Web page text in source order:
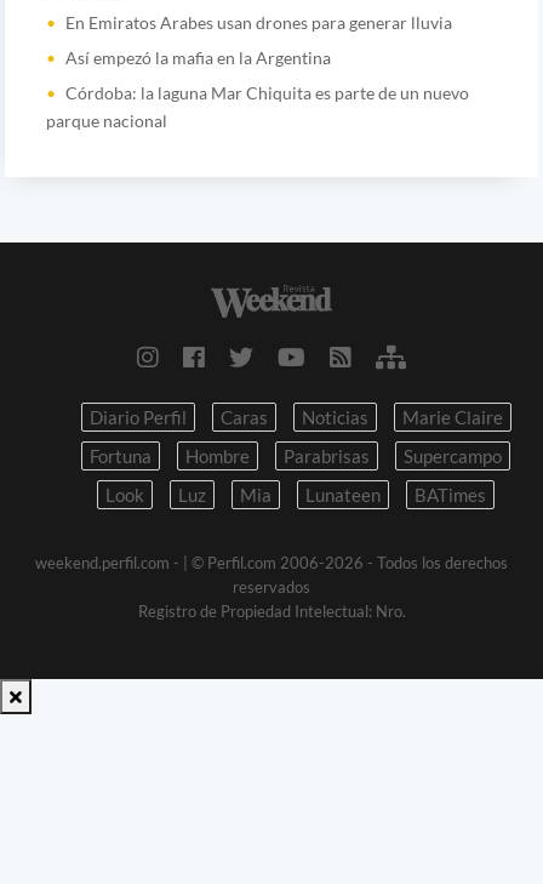
En Emiratos Arabes usan drones para generar lluvia
Así empezó la mafia en la Argentina
Córdoba: la laguna Mar Chiquita es parte de un nuevo
parque nacional
Diario Perfil Caras Noticias
Marie Claire
Fortuna
Hombre Parabrisas
Supercampo
Look
Luz Mia Lunateen BATimes
weekend.perfil.com -
| © Perfil.com 2006-2026 - Todos los derechos
reservados
Registro de Propiedad Intelectual: Nro.